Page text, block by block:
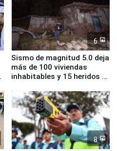
6
Sismo de magnitud 5.0 deja
más de 100 viviendas
inhabitables y 15 heridos en
8